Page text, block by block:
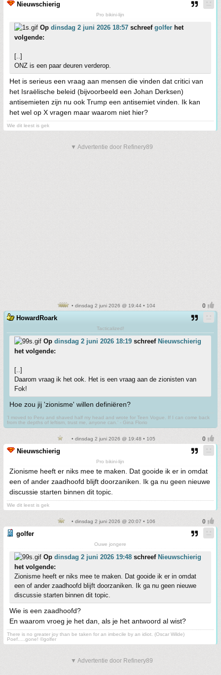
Nieuwschierig
Pro bikini-lijn
Op dinsdag 2 juni 2026 18:57 schreef golfer het
volgende:
[..]
ONZ is een paar deuren verderop.
Het is serieus een vraag aan mensen die vinden dat critici van
het Israëlische beleid (bijvoorbeeld een Johan Derksen)
antisemieten zijn nu ook Trump een antisemiet vinden. Ik kan
het wel op X vragen maar waarom niet hier?
Wie dit leest is gek
▼ Advertentie door Refinery89
• dinsdag 2 juni 2026 @ 19:44 • 104
HowardRoark
Tacticalized!
Op dinsdag 2 juni 2026 18:19 schreef Nieuwschierig
het volgende:
[..]
Daarom vraag ik het ook. Het is een vraag aan de zionisten van
Fok!
Hoe zou jij 'zionisme' willen definiëren?
'I moved to Peru and shaved half my head and wrote for Teen Vogue. If I can come back
from the depths of leftism, trust me, anyone can.' - Gina Florio
• dinsdag 2 juni 2026 @ 19:48 • 105
Nieuwschierig
Pro bikini-lijn
Zionisme heeft er niks mee te maken. Dat gooide ik er in omdat
een of ander zaadhoofd blijft doorzaniken. Ik ga nu geen nieuwe
discussie starten binnen dit topic.
Wie dit leest is gek
• dinsdag 2 juni 2026 @ 20:07 • 106
golfer
Ouwe jongere
Op dinsdag 2 juni 2026 19:48 schreef Nieuwschierig
het volgende:
Zionisme heeft er niks mee te maken. Dat gooide ik er in omdat
een of ander zaadhoofd blijft doorzaniken. Ik ga nu geen nieuwe
discussie starten binnen dit topic.
Wie is een zaadhoofd?
En waarom vroeg je het dan, als je het antwoord al wist?
There is no greater joy than be taken for an imbecile by an idiot. (Oscar Wilde)
Poef.....gone! ©golfer
▼ Advertentie door Refinery89